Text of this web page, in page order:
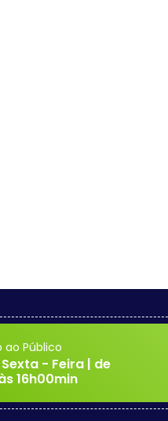
Público
- Feira | de
16h00min